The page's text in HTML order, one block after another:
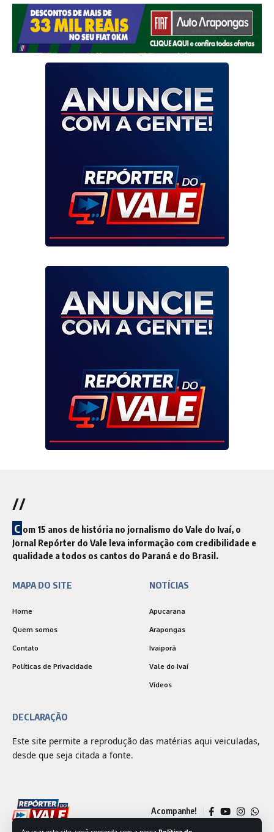
//
C om 15 anos de história no jornalismo do Vale do Ivaí, o
Jornal Repórter do Vale leva informação com credibilidade e
qualidade a todos os cantos do Paraná e do Brasil.
MAPA DO SITE
Home
Quem somos
Contato
Políticas de Privacidade
NOTÍCIAS
Apucarana
Arapongas
Ivaiporã
Vale do Ivaí
Vídeos
DECLARAÇÃO
Este site permite a reprodução das matérias aqui veiculadas,
desde que seja citada a fonte.
Acompanhe!